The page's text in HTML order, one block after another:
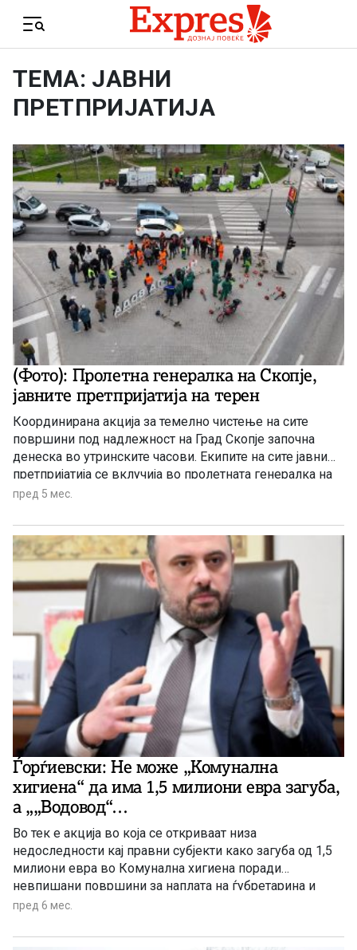
Menu
ТЕМА: ЈАВНИ
ПРЕТПРИЈАТИЈА
(Фото): Пролетна генералка на Скопје,
јавните претпријатија на терен
Координирана акција за темелно чистење на сите
површини под надлежност на Град Скопје започна
денеска во утринските часови. Екипите на сите јавни
претпријатија се вклучија во пролетната генералка на
Скопје. Градоначалникот Орце Ѓорѓиевски истакна
грижата за заедничкиот простор стануваат
секојдневие.
пред 5 мес.
Ѓорѓиевски: Не може „Комунална
хигиена“ да има 1,5 милиони евра загуба,
а „„Водовод“…
Во тек е акција во која се откриваат низа
недоследности кај правни субјекти како загуба од 1,5
милиони евра во Комунална хигиена поради
невпишани површини за наплата на ѓубретарина и
големи загуби во Водовод и Канализација поради
пред 6 мес.